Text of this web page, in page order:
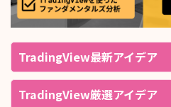
TradingView最新アイデア
TradingView厳選アイデア